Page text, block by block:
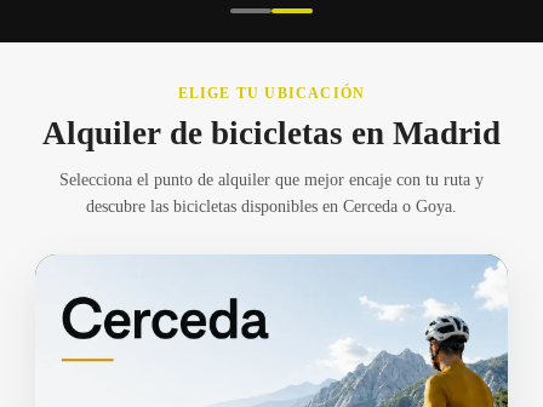
ELIGE TU UBICACIÓN
Alquiler de bicicletas en Madrid
Selecciona el punto de alquiler que mejor encaje con tu ruta y
descubre las bicicletas disponibles en Cerceda o Goya.